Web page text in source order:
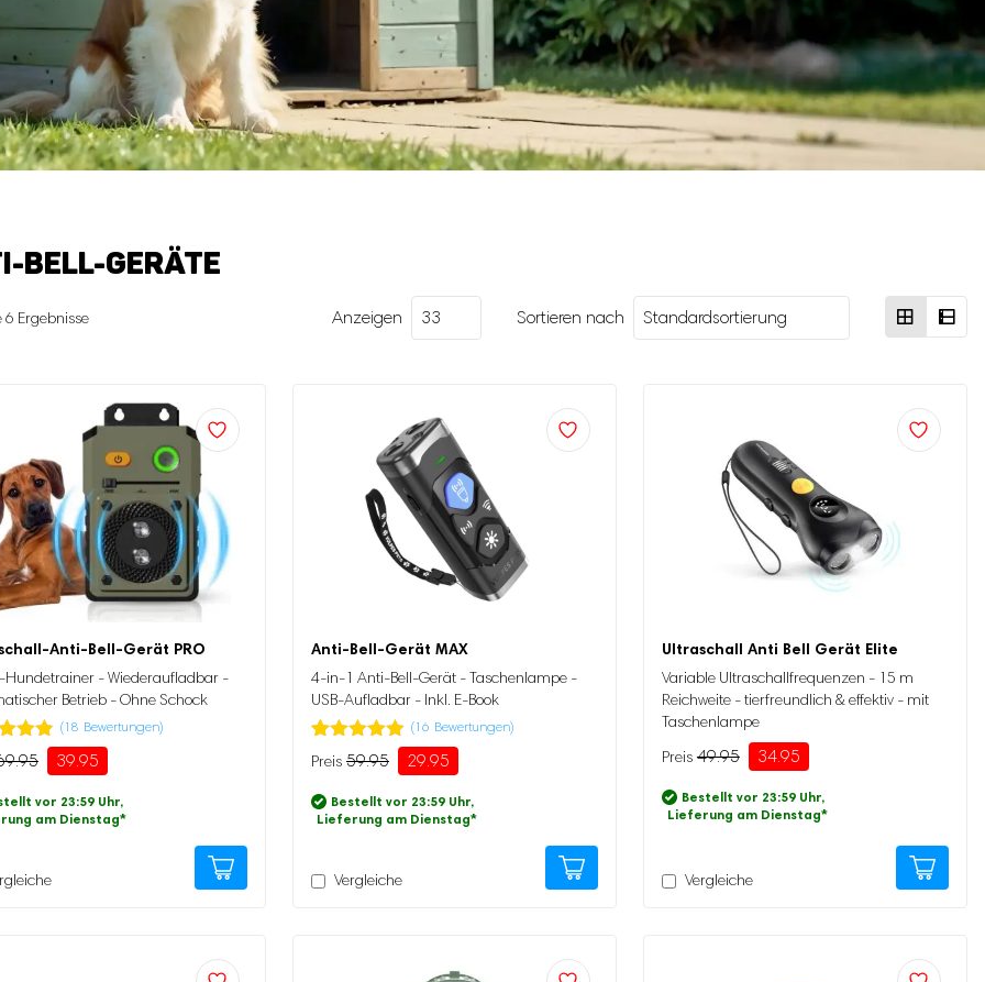
BELL-GERÄTE
Sortieren nach
Anzeigen
Anti-Bell-Gerät PRO
Hundetrainer - Wiederaufladbar -
Betrieb - Ohne Schock
(18 Bewertungen)
39.95
vor 23:59 Uhr,
am Dienstag*
Anti-Bell-Gerät MAX
4-in-1 Anti-Bell-Gerät - Taschenlampe -
USB-Aufladbar - Inkl. E-Book
Bewertet
mit4.88
basierend
auf
16
(16 Bewertungen)
59.95
Ursprünglicher
war:
59.95
29.95
Aktueller
ist:
29.95.
Bestellt vor 23:59 Uhr,
Lieferung am Dienstag*
Vergleiche
Ultraschall Anti Bell Gerät Elite
Variable Ultraschallfrequenzen - 15 m
Reichweite - tierfreundlich & effektiv - mit
Taschenlampe
49.95
Ursprünglicher
war:
49.95
34.95
Aktueller
ist:
34.95.
Bestellt vor 23:59 Uhr,
Lieferung am Dienstag*
Vergleiche
6 ErgebnisseNach